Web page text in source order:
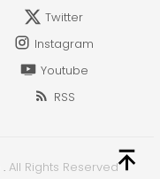
Twitter
Instagram
Youtube
RSS
. All Rights Reserved